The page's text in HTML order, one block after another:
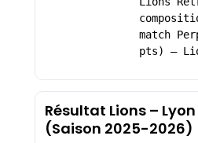
match
pts) –
Résultat Lions –
(Saison 2025-2026)